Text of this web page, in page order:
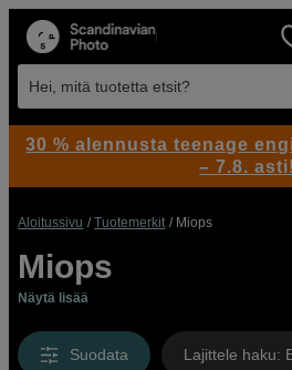
Hei, mitä tuotetta etsit?
Aloitussivu Tuotemerkit Miops
Miops
Näytä lisää
Suodata Lajittele haku:
30 % alennusta teenage
– 7.8. asti!